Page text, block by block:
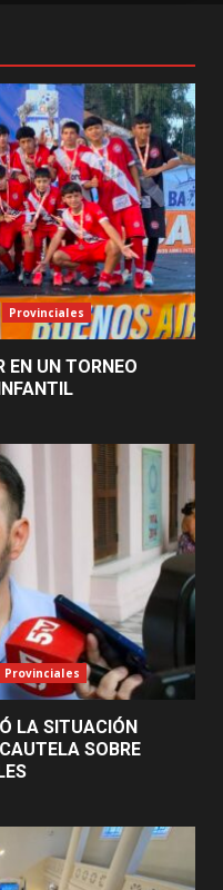
Provinciales
EN UN TORNEO
Provinciales
LA SITUACIÓN
SOBRE